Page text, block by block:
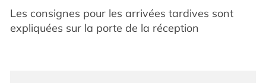
Les consignes pour les arrivées tardives sont
expliquées sur la porte de la réception